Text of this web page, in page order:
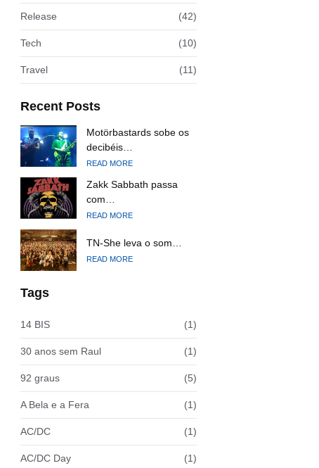
Release (42)
Tech (10)
Travel (11)
Recent Posts
Motörbastards sobe os
decibéis…
READ MORE
Zakk Sabbath passa
com…
READ MORE
TN-She leva o som…
READ MORE
Tags
14 BIS (1)
30 anos sem Raul (1)
92 graus (5)
A Bela e a Fera (1)
AC/DC (1)
AC/DC Day (1)